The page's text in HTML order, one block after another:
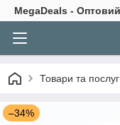
MegaDeals -
Товари та
–34%